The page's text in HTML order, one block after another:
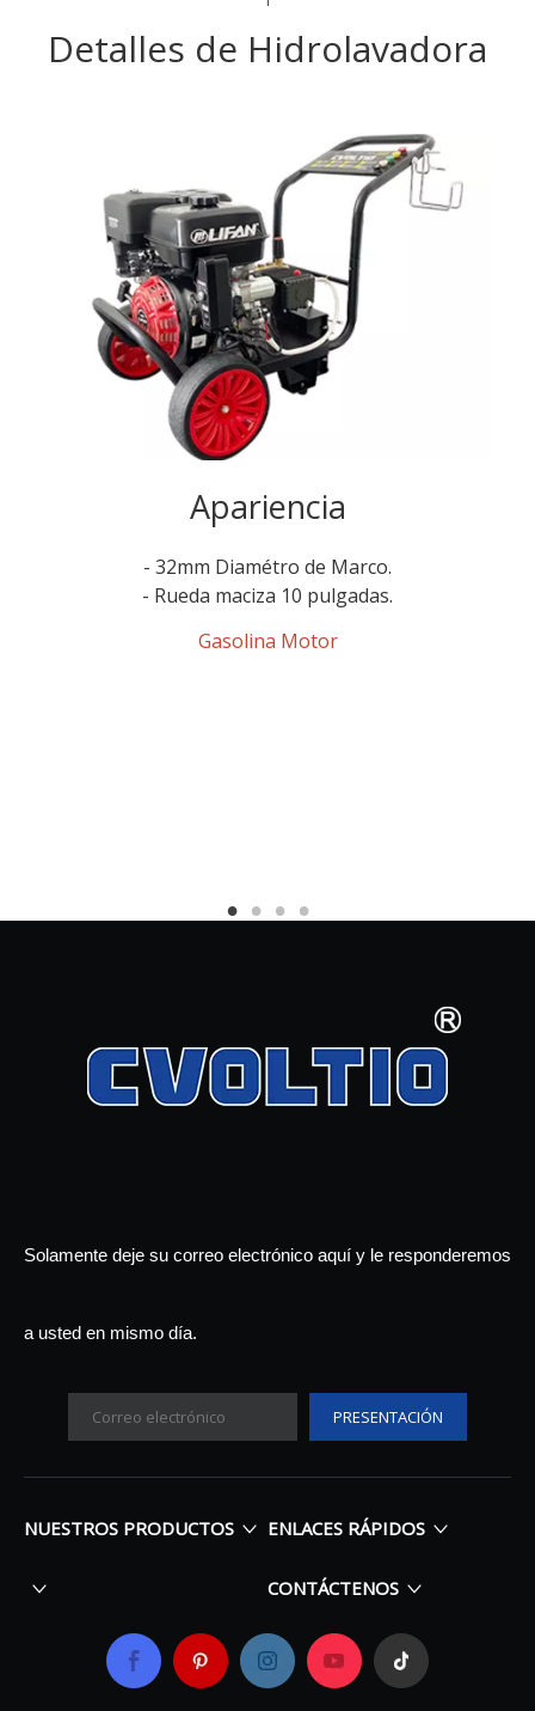
Detalles de Hidrolavadora
Apariencia
- 32mm Diamétro de Marco.
- Rueda maciza 10 pulgadas.
Gasolina Motor
Solamente deje su correo electrónico aquí y le responderemos
a usted en mismo día.
PRESENTACIÓN
NUESTROS PRODUCTOS ENLACES RÁPIDOS
CONTÁCTENOS